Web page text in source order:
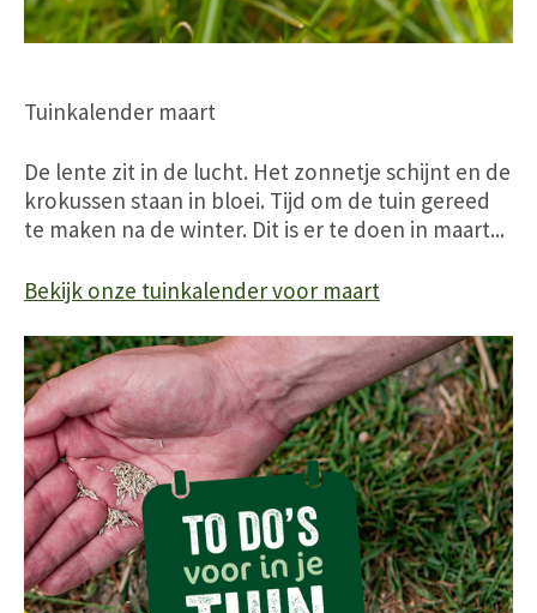
Tuinkalender maart
De lente zit in de lucht. Het zonnetje schijnt en de
krokussen staan in bloei. Tijd om de tuin gereed
te maken na de winter. Dit is er te doen in maart...
Bekijk onze tuinkalender voor maart